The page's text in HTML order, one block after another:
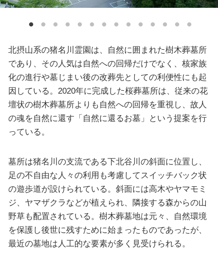
北摂山系の猪名川霊園は、自然に囲まれた樹木葬墓所
であり、その人気は自然への回帰だけでなく、核家族
化の進行や墓じまい後の改葬先としての利便性にも起
因している。2020年に完成した桜葬墓所は、従来の花
壇状の樹木葬墓所よりも自然への回帰を重視し、故人
の魂を自然に還す「自然に還るお墓」という提案を行
っている。
墓所は猪名川の支流である下北谷川の斜面に位置し、
足の不自由な人々の利用も考慮してスイッチバック状
の遊歩道が設けられている。斜面には高木やヤマモミ
ジ、ヤマザクラなどが植えられ、隣接する森からの山
野草も配置されている。樹木葬墓地は元々、自然環境
を保護し後世に残すために始まったものであったが、
最近の墓地は人工的な要素が多く見受けられる。